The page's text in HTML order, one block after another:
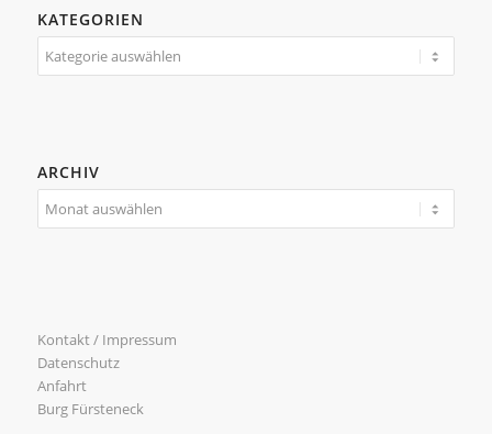
KATEGORIEN
Kategorien
ARCHIV
Kontakt / Impressum
Datenschutz
Anfahrt
Burg Fürsteneck